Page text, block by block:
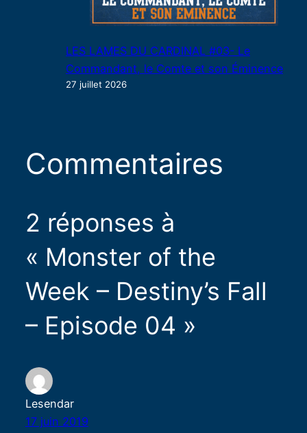
LES LAMES DU CARDINAL #03- Le
Commandant, le Comte et son Éminence
27 juillet 2026
Commentaires
2 réponses à
« Monster of the
Week – Destiny’s Fall
– Episode 04 »
Lesendar
17 juin 2019